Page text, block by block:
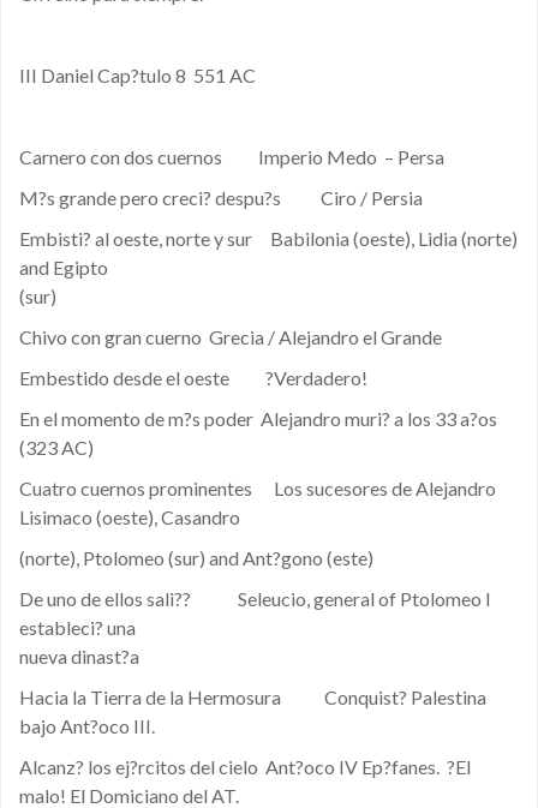
III Daniel Cap?tulo 8 551 AC
Carnero con dos cuernos Imperio Medo – Persa
M?s grande pero creci? despu?s Ciro / Persia
Embisti? al oeste, norte y sur Babilonia (oeste), Lidia (norte)
and Egipto
(sur)
Chivo con gran cuerno Grecia / Alejandro el Grande
Embestido desde el oeste ?Verdadero!
En el momento de m?s poder Alejandro muri? a los 33 a?os
(323 AC)
Cuatro cuernos prominentes Los sucesores de Alejandro
Lisimaco (oeste), Casandro
(norte), Ptolomeo (sur) and Ant?gono (este)
De uno de ellos sali?? Seleucio, general of Ptolomeo I
estableci? una
nueva dinast?a
Hacia la Tierra de la Hermosura Conquist? Palestina
bajo Ant?oco III.
Alcanz? los ej?rcitos del cielo Ant?oco IV Ep?fanes. ?El
malo! El Domiciano del AT.